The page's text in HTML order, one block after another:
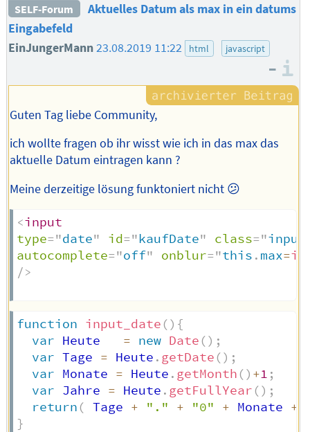
SELF-Forum
Aktuelles Datum als max in ein datums
Eingabefeld
EinJungerMann23.08.2019 11:22 html javascript
–
Guten Tag liebe Community,
ich wollte fragen ob ihr wisst wie ich in das max das
aktuelle Datum eintragen kann ?
Meine derzeitige lösung funktoniert nicht 😕
<input
type="date" id="kaufDate" class="input
autocomplete="off" onblur="this . max=
/>
function input_date () {
var Heute = new Date () ;
var Tage = Heute . getDate () ;
var Monate = Heute . getMonth () +1 ;
var Jahre = Heute . getFullYear () ;
return ( Tage + "." + "0" + Monate +
}